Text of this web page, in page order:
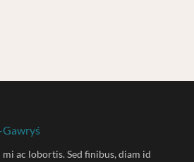
ac lobortis. Sed finibus, diam id